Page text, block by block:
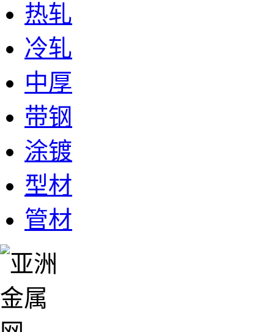
热轧
冷轧
中厚
带钢
涂镀
型材
管材